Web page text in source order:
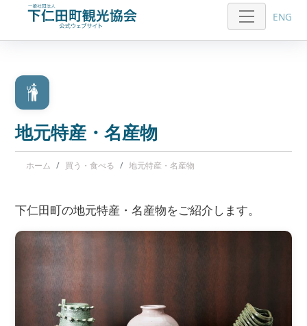
ENG
地元特産・名産物
ホーム 買う・食べる 地元特産・名産物
下仁田町の地元特産・名産物をご紹介します。